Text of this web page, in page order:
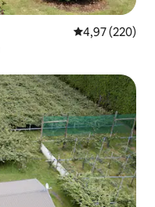
prosječna
4,97 (220)